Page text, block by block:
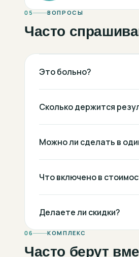
05 ВОПРОСЫ
Часто
Это больно?
Сколько держится
Можно ли сделать в
Что включено в
Делаете ли скидки?
06 КОМПЛЕКС
Часто берут